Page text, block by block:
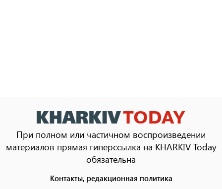
При полном или частичном воспроизведении
материалов прямая гиперссылка на KHARKIV Today
обязательна
Контакты, редакционная политика